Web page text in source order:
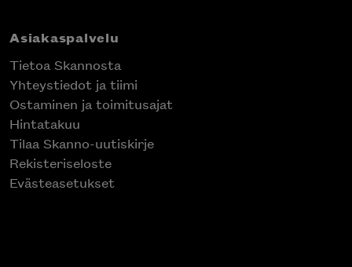
Asiakaspalvelu
Tietoa Skannosta
Yhteystiedot ja tiimi
Ostaminen ja toimitusajat
Hintatakuu
Tilaa Skanno-uutiskirje
Rekisteriseloste
Evästeasetukset